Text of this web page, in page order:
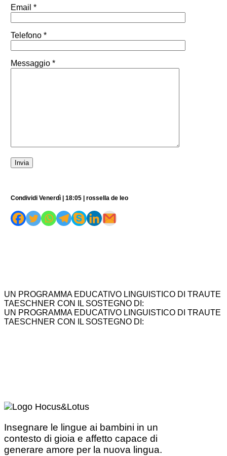
Email *
Telefono *
Messaggio *
Condividi Venerdì | 18:05 | rossella de leo
UN PROGRAMMA EDUCATIVO LINGUISTICO DI TRAUTE
TAESCHNER CON IL SOSTEGNO DI:
UN PROGRAMMA EDUCATIVO LINGUISTICO DI TRAUTE
TAESCHNER CON IL SOSTEGNO DI:
Insegnare le lingue ai bambini in un
contesto di gioia e affetto capace di
generare amore per la nuova lingua.